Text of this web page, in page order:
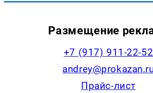
Размещение
+7 (917) 911-22-52
Прайс-лист